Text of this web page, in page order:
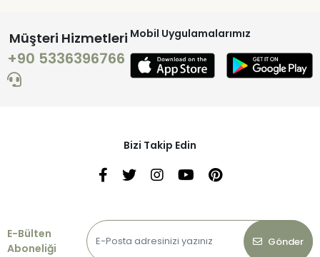
Müşteri Hizmetleri
+90 5336396766
Mobil Uygulamalarımız
Bizi Takip Edin
E-Bülten
Aboneliği
Gönder